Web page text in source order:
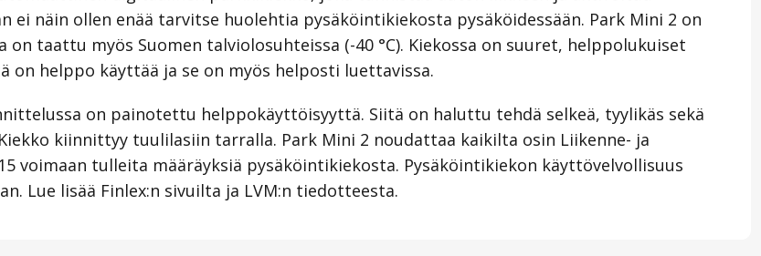
näin ollen enää tarvitse huolehtia pysäköintikiekosta pysäköidessään. Park Mini 2 on
taattu myös Suomen talviolosuhteissa (-40 °C). Kiekossa on suuret, helppolukuiset
helppo käyttää ja se on myös helposti luettavissa.
on painotettu helppokäyttöisyyttä. Siitä on haluttu tehdä selkeä, tyylikäs sekä
kiinnittyy tuulilasiin tarralla. Park Mini 2 noudattaa kaikilta osin Liikenne- ja
voimaan tulleita määräyksiä pysäköintikiekosta. Pysäköintikiekon käyttövelvollisuus
Lue lisää Finlex:n sivuilta ja LVM:n tiedotteesta.